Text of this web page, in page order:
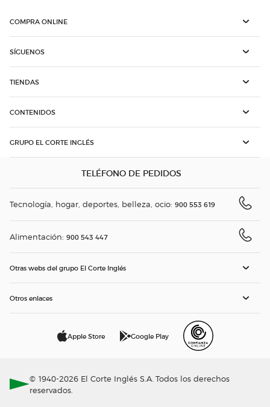
COMPRA ONLINE
SÍGUENOS
TIENDAS
CONTENIDOS
GRUPO EL CORTE INGLÉS
TELÉFONO DE PEDIDOS
Tecnología, hogar, deportes, belleza, ocio: 900 553 619
Alimentación: 900 543 447
Otras webs del grupo El Corte Inglés
Otros enlaces
Apple Store Google Play
© 1940-2026 El Corte Inglés S.A. Todos los derechos
reservados.